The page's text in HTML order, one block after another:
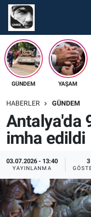
GÜNDEM YAŞAM
HABERLER GÜNDEM
Antalya'da
imha edildi
03.07.2026 - 13:40
YAYINLANMA
3
Gündem
Ekonomi
Spor
Tüm Haberler
İletişim
Künye
Nöbetçi
Hava Durumu
Namaz Vakitleri
Süper Lig Puan
Tüm Manşetler
Son Dakika
Haber Arşivi